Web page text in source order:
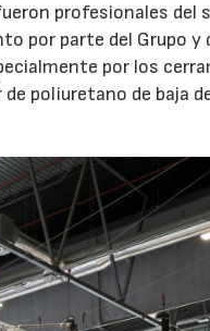
profesionales del
por parte del Grupo y
por los
poliuretano de baja